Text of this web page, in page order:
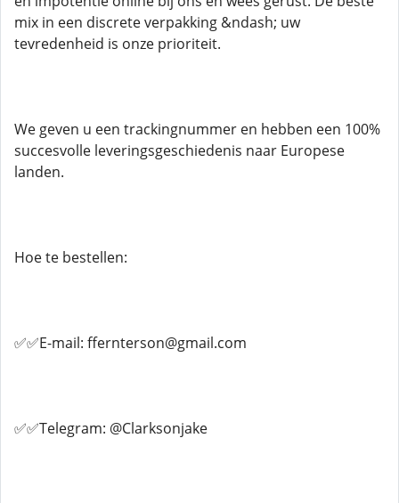
mix in een discrete verpakking &ndash; uw
tevredenheid is onze prioriteit.
We geven u een trackingnummer en hebben een 100%
succesvolle leveringsgeschiedenis naar Europese
landen.
Hoe te bestellen:
✅✅E-mail: ffernterson@gmail.com
✅✅Telegram: @Clarksonjake